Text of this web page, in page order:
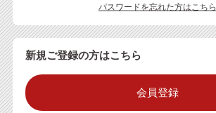
パスワードを忘れた方はこちら
新規ご登録の方はこちら
会員登録